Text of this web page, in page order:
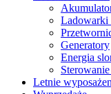
Ladowarki
Generatory
Energia
Letnie